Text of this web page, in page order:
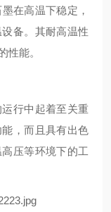
在高温下稳定，
备。其耐高温性
性能。
行中起着至关重
，而且具有出色
压等环境下的工